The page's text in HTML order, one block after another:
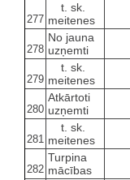
277
t. sk.
meitenes
278
No jauna
uzņemti
279
t. sk.
meitenes
280
Atkārtoti
uzņemti
281
t. sk.
meitenes
282
Turpina
mācības